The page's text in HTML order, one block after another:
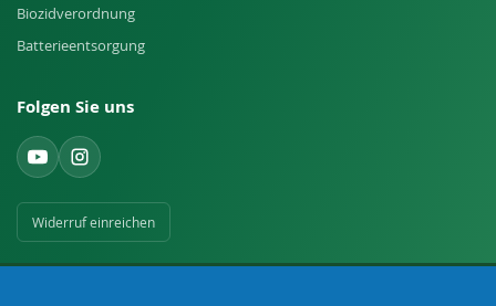
Biozidverordnung
Batterieentsorgung
Folgen Sie uns
Widerruf einreichen